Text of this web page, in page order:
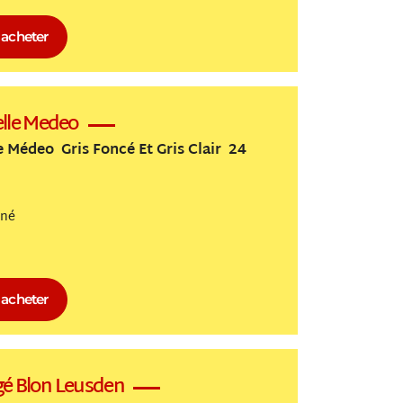
Medeo
Médeo Gris Foncé Et Gris Clair 24
Blon Leusden